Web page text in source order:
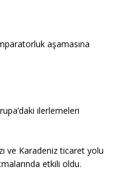
aşamasına
ilerlemeleri
ve Karadeniz ticaret yolu
etkili oldu.